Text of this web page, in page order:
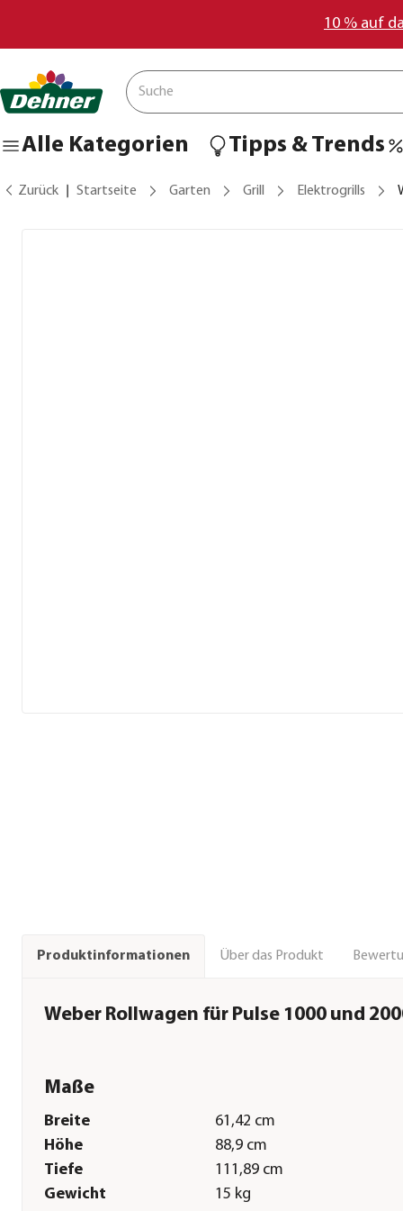
10 % auf
Alle Kategorien Tipps & Trends
Zurück Startseite Garten Grill Elektrogrills
Produktinformationen Über das Produkt
Weber Rollwagen für Pulse 1000 und
Maße
Breite
61,42 cm
Höhe
88,9 cm
Tiefe
111,89 cm
Gewicht
15 kg